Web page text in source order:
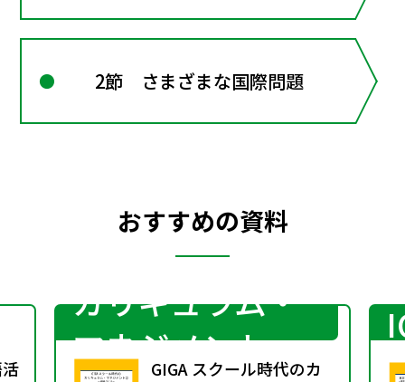
2節 さまざまな国際問題
おすすめの資料
カリキュラム・
マネジメント
GIGA スクール時代のカ